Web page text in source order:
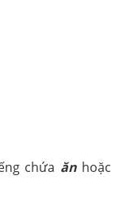
chứa ănhoặc